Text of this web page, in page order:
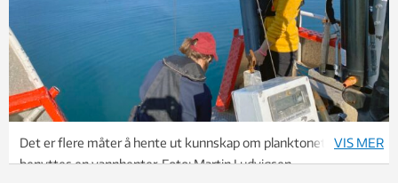
Det er flere måter å hente ut kunnskap om planktonet. Her
benyttes en vannhenter. Foto: Martin Ludvigsen
VIS MER